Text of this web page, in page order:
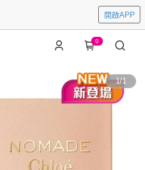
開啟APP
0
1/1